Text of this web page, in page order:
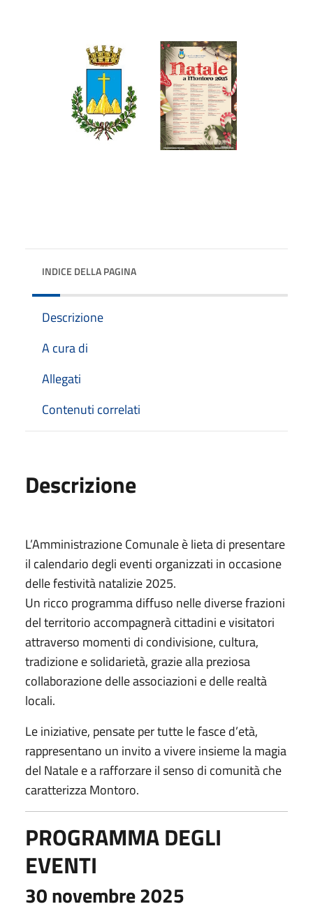
INDICE DELLA PAGINA
Descrizione
A cura di
Allegati
Contenuti correlati
Descrizione
L’Amministrazione Comunale è lieta di presentare
il calendario degli eventi organizzati in occasione
delle festività natalizie 2025.
Un ricco programma diffuso nelle diverse frazioni
del territorio accompagnerà cittadini e visitatori
attraverso momenti di condivisione, cultura,
tradizione e solidarietà, grazie alla preziosa
collaborazione delle associazioni e delle realtà
locali.
Le iniziative, pensate per tutte le fasce d’età,
rappresentano un invito a vivere insieme la magia
del Natale e a rafforzare il senso di comunità che
caratterizza Montoro.
PROGRAMMA DEGLI
EVENTI
30 novembre 2025